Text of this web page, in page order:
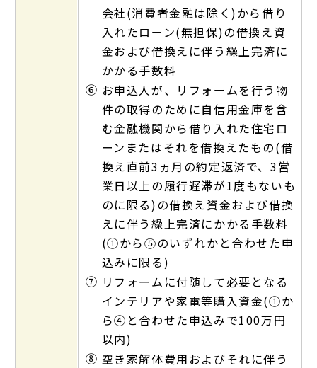
会社(消費者金融は除く)から借り
入れたローン(無担保)の借換え資
金および借換えに伴う繰上完済に
かかる手数料
⑥ お申込人が、リフォームを行う物
件の取得のために自信用金庫を含
む金融機関から借り入れた住宅ロ
ーンまたはそれを借換えたもの(借
換え直前3ヵ月の約定返済で、3営
業日以上の履行遅滞が1度もないも
のに限る)の借換え資金および借換
えに伴う繰上完済にかかる手数料
(①から⑤のいずれかと合わせた申
込みに限る)
⑦ リフォームに付随して必要となる
インテリアや家電等購入資金(①か
ら④と合わせた申込みで100万円
以内)
⑧ 空き家解体費用およびそれに伴う